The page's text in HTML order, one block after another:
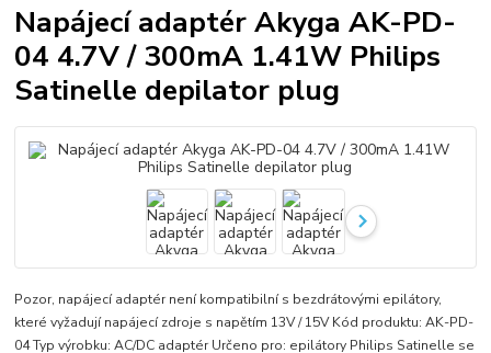
Napájecí adaptér Akyga AK-PD-
04 4.7V / 300mA 1.41W Philips
Satinelle depilator plug
Pozor, napájecí adaptér není kompatibilní s bezdrátovými epilátory,
které vyžadují napájecí zdroje s napětím 13V / 15V Kód produktu: AK-PD-
04 Typ výrobku: AC/DC adaptér Určeno pro: epilátory Philips Satinelle se